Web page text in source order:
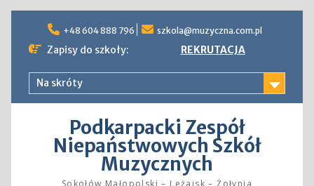
content
+48 604 888 796 szkola@muzyczna.com.pl
Zapisy do szkoły: REKRUTACJA
Na skróty
Podkarpacki Zespół
Niepaństwowych Szkół
Muzycznych
Sokołów Małopolski – Leżajsk – Żołynia